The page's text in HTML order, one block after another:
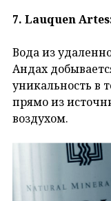
7. Lauquen
Вода из
Андах
уникальность в
прямо из
воздухом.